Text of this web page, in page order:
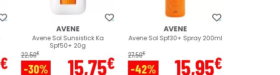
€
AVENE
Avene Sol Sunsistick Ka
Spf50+ 20g
22,50€
-30% 15,75€
AVENE
Avene Sol Spf30+ Spray 200ml
27,50€
-42% 15,95€